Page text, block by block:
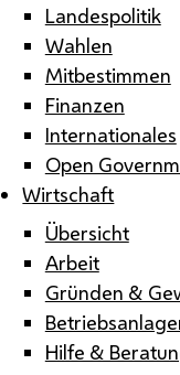
Landespolitik
Wahlen
Mitbestimmen
Finanzen
Internationales
Open
Wirtschaft
Übersicht
Arbeit
Gründen &
Hilfe &